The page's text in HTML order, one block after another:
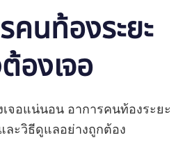
คนท้องระยะ
องเจอ
จอแน่นอน อาการคนท้องระยะ
ละวิธีดูแลอย่างถูกต้อง